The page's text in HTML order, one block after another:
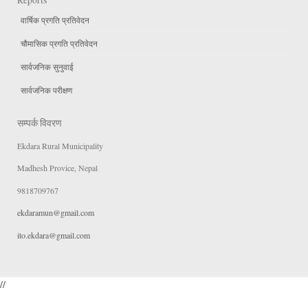
वार्षिक प्रगति प्रतिवेदन
चौमासिक प्रगति प्रतिवेदन
सार्वजनिक सुनुवाई
सार्वजनिक परीक्षण
सम्पर्क विवरण
Ekdara Rural Municipality
Madhesh Provice, Nepal
9818709767
ekdaramun@gmail.com
ito.ekdara@gmail.com
//